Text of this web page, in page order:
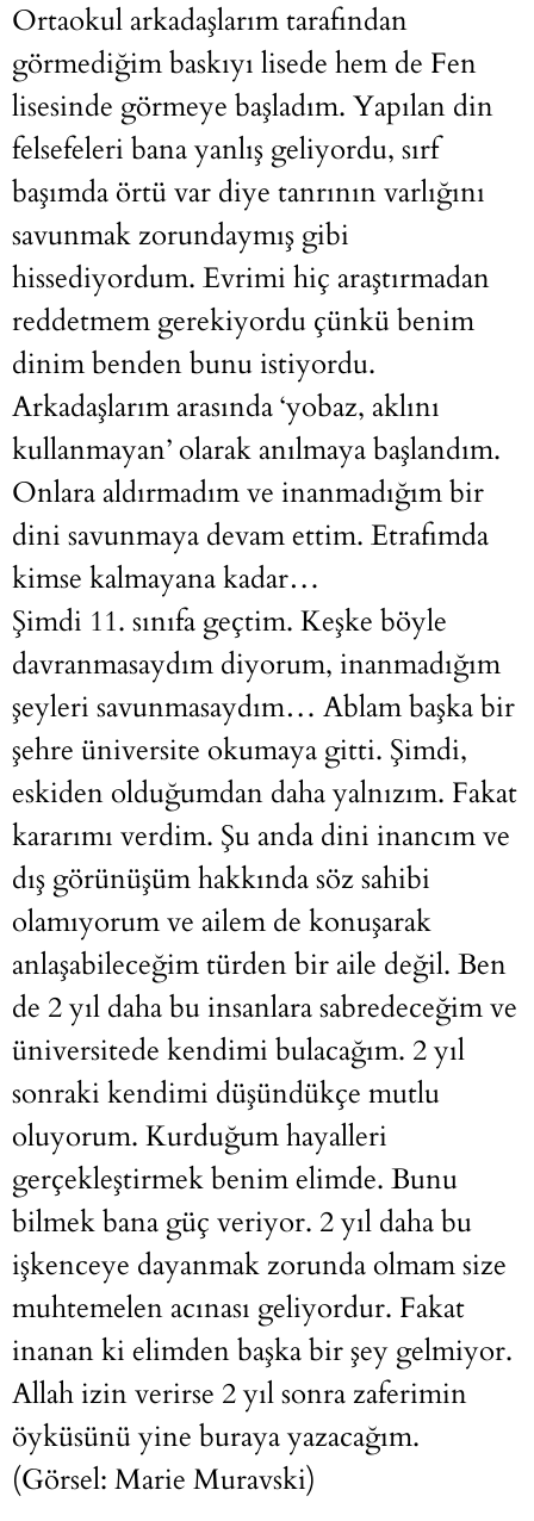
Ortaokul arkadaşlarım tarafından
görmediğim baskıyı lisede hem de Fen
lisesinde görmeye başladım. Yapılan din
felsefeleri bana yanlış geliyordu, sırf
başımda örtü var diye tanrının varlığını
savunmak zorundaymış gibi
hissediyordum. Evrimi hiç araştırmadan
reddetmem gerekiyordu çünkü benim
dinim benden bunu istiyordu.
Arkadaşlarım arasında ‘yobaz, aklını
kullanmayan’ olarak anılmaya başlandım.
Onlara aldırmadım ve inanmadığım bir
dini savunmaya devam ettim. Etrafımda
kimse kalmayana kadar…
Şimdi 11. sınıfa geçtim. Keşke böyle
davranmasaydım diyorum, inanmadığım
şeyleri savunmasaydım… Ablam başka bir
şehre üniversite okumaya gitti. Şimdi,
eskiden olduğumdan daha yalnızım. Fakat
kararımı verdim. Şu anda dini inancım ve
dış görünüşüm hakkında söz sahibi
olamıyorum ve ailem de konuşarak
anlaşabileceğim türden bir aile değil. Ben
de 2 yıl daha bu insanlara sabredeceğim ve
üniversitede kendimi bulacağım. 2 yıl
sonraki kendimi düşündükçe mutlu
oluyorum. Kurduğum hayalleri
gerçekleştirmek benim elimde. Bunu
bilmek bana güç veriyor. 2 yıl daha bu
işkenceye dayanmak zorunda olmam size
muhtemelen acınası geliyordur. Fakat
inanan ki elimden başka bir şey gelmiyor.
Allah izin verirse 2 yıl sonra zaferimin
öyküsünü yine buraya yazacağım.
(Görsel: Marie Muravski)